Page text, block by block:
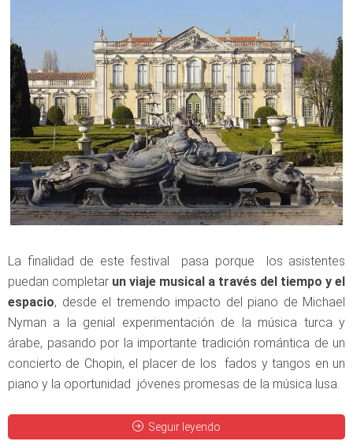
La finalidad de este festival pasa porque los asistentes
puedan completar un viaje musical a través del tiempo y el
espacio, desde el tremendo impacto del piano de Michael
Nyman a la genial experimentación de la música turca y
árabe, pasando por la importante tradición romántica de un
concierto de Chopin, el placer de los fados y tangos en un
piano y la oportunidad jóvenes promesas de la música lusa.
Seguir leyendo